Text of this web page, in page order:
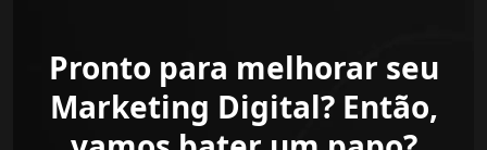
Pronto para melhorar seu
Marketing Digital? Então,